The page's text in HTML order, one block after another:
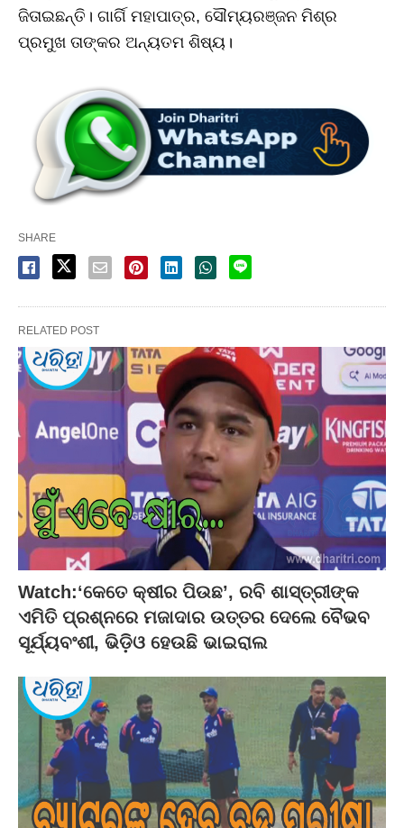
ଜିତାଇଛନ୍ତି। ଗାର୍ଗି ମହାପାତ୍ର, ସୌମ୍ୟରଞ୍ଜନ ମିଶ୍ର
ପ୍ରମୁଖ ତାଙ୍କର ଅନ୍ୟତମ ଶିଷ୍ୟ।
SHARE
RELATED POST
Watch:‘କେତେ କ୍ଷୀର ପିଉଛ’, ରବି ଶାସ୍ତ୍ରୀଙ୍କ
ଏମିତି ପ୍ରଶ୍ନରେ ମଜାଦାର ଉତ୍ତର ଦେଲେ ବୈଭବ
ସୂର୍ଯ୍ୟବଂଶୀ, ଭିଡ଼ିଓ ହେଉଛି ଭାଇରାଲ